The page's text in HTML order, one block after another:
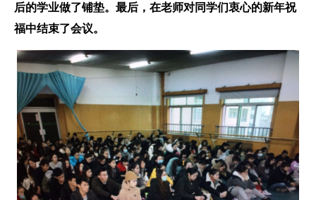
后的学业做了铺垫。最后，在老师对同学们衷心的新年祝
福中结束了会议。